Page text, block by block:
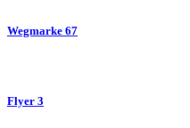
Wegmarke 67
Flyer 3